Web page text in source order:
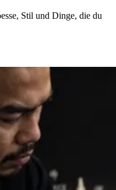
Stil und Dinge, die du